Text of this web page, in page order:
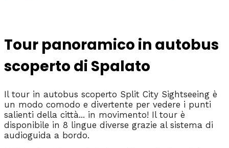
Tour panoramico in autobus
scoperto di Spalato
Il tour in autobus scoperto Split City Sightseeing è
un modo comodo e divertente per vedere i punti
salienti della città... in movimento! Il tour è
disponibile in 8 lingue diverse grazie al sistema di
audioguida a bordo.